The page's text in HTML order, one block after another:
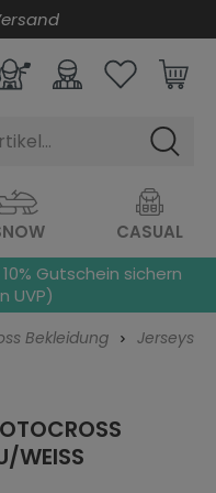
CASUAL
Gutschein sichern
UVP)
Bekleidung Jerseys
WEISS